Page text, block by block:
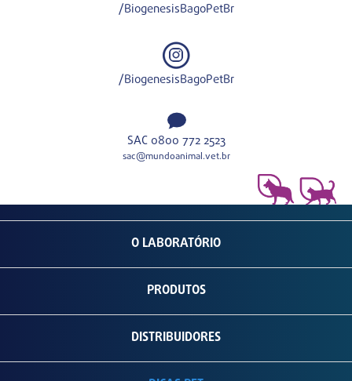
/BiogenesisBagoPetBr
/BiogenesisBagoPetBr
SAC 0800 772 2523
sac@mundoanimal.vet.br
O LABORATÓRIO
PRODUTOS
DISTRIBUIDORES